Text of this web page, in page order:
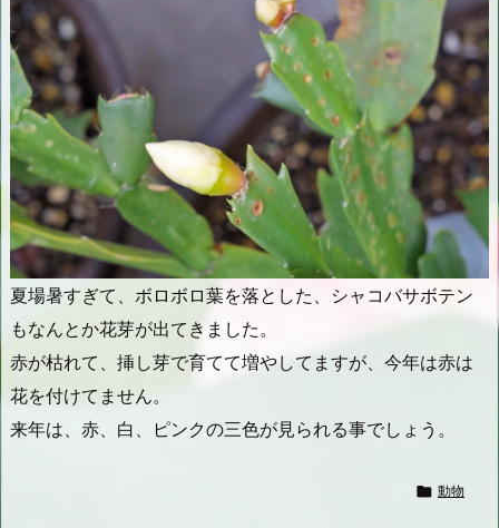
夏場暑すぎて、ボロボロ葉を落とした、シャコバサボテン
もなんとか花芽が出てきました。
赤が枯れて、挿し芽で育てて増やしてますが、今年は赤は
花を付けてません。
来年は、赤、白、ピンクの三色が見られる事でしょう。
 動物